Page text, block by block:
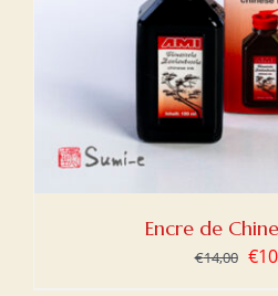
Encre de
€14,00 Le
€